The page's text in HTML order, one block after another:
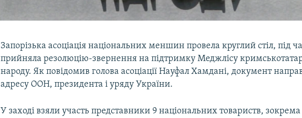
Запорізька асоціація національних меншин провела круглий стіл, під
прийняла резолюцію-звернення на підтримку Меджлісу
народу. Як повідомив голова асоціації Науфал Хамдані, документ
адресу ООН, президента і уряду України.
У заході взяли участь представники 9 національних товариств, зокрема